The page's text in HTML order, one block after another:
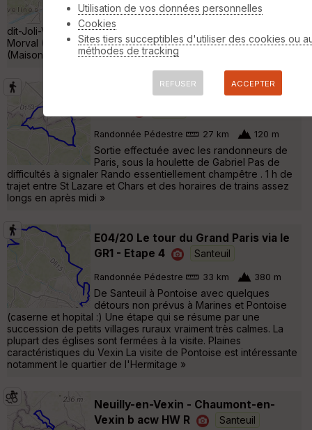
Croix Rouge, croix d'Orléans, Rueil,
Frémainville, ferme de la Grue, Avernes, Wy-
dit-Joli-Village (Menhir du bois de la Pierre Droite), Forêt de
Morval (Allée couverte), Gadencourt, Avernes, Théméricourt
(Maison du Parc), Vigny. »
Boucle 27 km dans le Vexin autour de
Randonnée Pédestre 27 km 120 m
Sortie effectuée avec les randonneurs de
Paris, sous la houlette de Gabriel Pas de
difficultés à signaler Rando essentiellement champêtre . 1 h de
trajet entre St Lazare et Chars et des horaires de trains assez
longs en après midi »
E04/20 Le tour du Grand Paris via le
GR1 - Etape 4
Santeuil
Randonnée Pédestre 33 km 380 m
De Santeuil à Pontoise avec quelques
détours non prévus à Marines et Pontoise
(caserne et hopital :) Une étape qui se résume par une
succession de petits villages ruraux vraiment très calmes. La
plupart des églises sont fermées à la visite. Plaines
caractéristiques du Vexin La visite de Pontoise est intéressante
notamment le quartier de l'Hermitage »
Neuilly-en-Vexin - Chaumont-en-
Vexin b acw HW R
Santeuil
Utilisation de vos données personnelles
Cookies
Sites tiers succeptibles d'utiliser des cookies ou
méthodes de tracking
REFUSER ACCEPTER